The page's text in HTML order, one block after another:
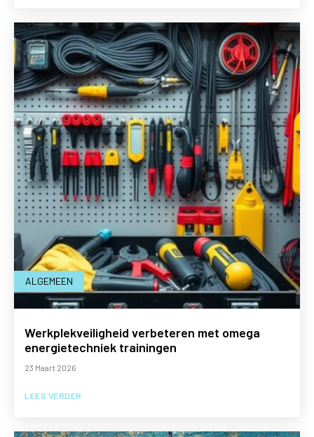
ALGEMEEN
Werkplekveiligheid verbeteren met omega
energietechniek trainingen
23 Maart 2026
LEES VERDER